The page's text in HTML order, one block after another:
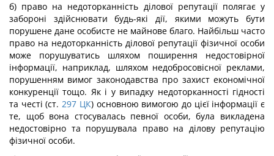
б) право на недоторканність ділової репутації полягає у
забороні здійснювати будь-які дії, якими можуть бути
порушене дане особисте не майнове благо. Найбільш часто
право на недоторканність ділової репутації фізичної особи
може порушуватись шляхом поширення недостовірної
інформації, наприклад, шляхом недобросовісної реклами,
порушенням вимог законодавства про захист економічної
конкуренції тощо. Як і у випадку недоторканності гідності
та честі (ст. 297 ЦК) основною вимогою до цієї інформації є
те, щоб вона стосувалась певної особи, була викладена
недостовірно та порушувала право на ділову репутацію
фізичної особи.